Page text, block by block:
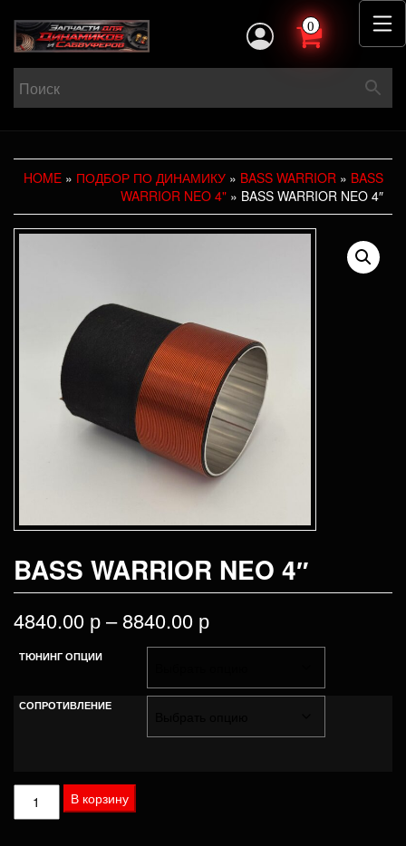
0
HOME » ПОДБОР ПО ДИНАМИКУ » BASS WARRIOR » BASS
WARRIOR NEO 4" » BASS WARRIOR NEO 4″
BASS WARRIOR NEO 4″
4840.00 р–8840.00 р
ТЮНИНГ ОПЦИИ
СОПРОТИВЛЕНИЕ
Количество
товара
В корзину